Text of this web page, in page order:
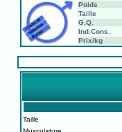
Poids
Taille
G.Q.
Ind.Cons.
Prix/kg
Taille